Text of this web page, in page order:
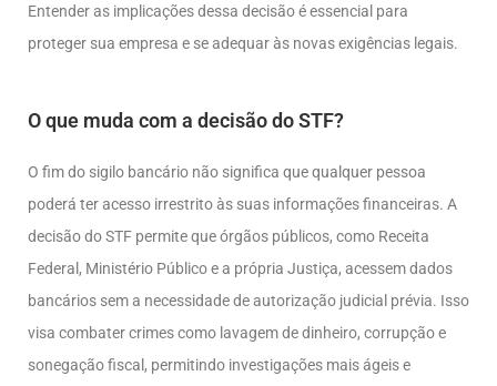
Entender as implicações dessa decisão é essencial para
proteger sua empresa e se adequar às novas exigências legais.
O que muda com a decisão do STF?
O fim do sigilo bancário não significa que qualquer pessoa
poderá ter acesso irrestrito às suas informações financeiras. A
decisão do STF permite que órgãos públicos, como Receita
Federal, Ministério Público e a própria Justiça, acessem dados
bancários sem a necessidade de autorização judicial prévia. Isso
visa combater crimes como lavagem de dinheiro, corrupção e
sonegação fiscal, permitindo investigações mais ágeis e